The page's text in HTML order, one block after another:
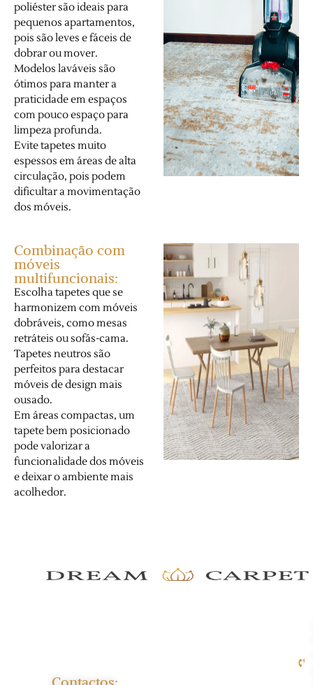
poliéster são ideais para
pequenos apartamentos,
pois são leves e fáceis de
dobrar ou mover.
Modelos laváveis são
ótimos para manter a
praticidade em espaços
com pouco espaço para
limpeza profunda.
Evite tapetes muito
espessos em áreas de alta
circulação, pois podem
dificultar a movimentação
dos móveis.
Combinação com
móveis
multifuncionais:
Escolha tapetes que se
harmonizem com móveis
dobráveis, como mesas
retráteis ou sofás-cama.
Tapetes neutros são
perfeitos para destacar
móveis de design mais
ousado.
Em áreas compactas, um
tapete bem posicionado
pode valorizar a
funcionalidade dos móveis
e deixar o ambiente mais
acolhedor.